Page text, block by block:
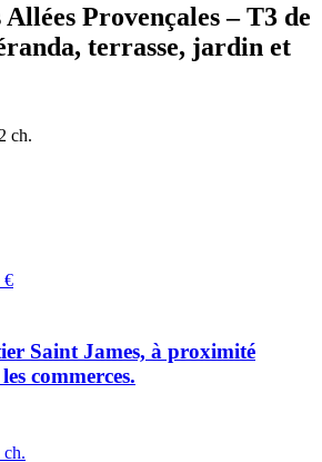
Allées Provençales – T3 de
terrasse, jardin et
ch.
€
Saint James, à proximité
commerces.
ch.